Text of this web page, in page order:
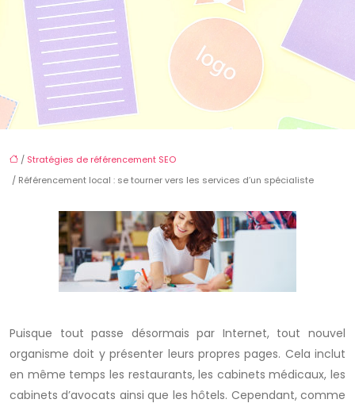
/ Stratégies de référencement SEO
/ Référencement local : se tourner vers les services d’un spécialiste
Puisque tout passe désormais par Internet, tout nouvel
organisme doit y présenter leurs propres pages. Cela inclut
en même temps les restaurants, les cabinets médicaux, les
cabinets d’avocats ainsi que les hôtels. Cependant, comme